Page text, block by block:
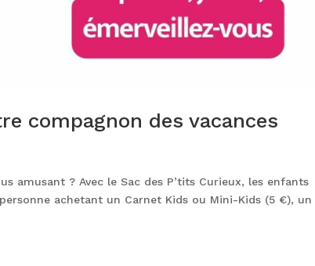
compagnon des vacances
amusant ? Avec le Sac des P’tits Curieux, les enfants
achetant un Carnet Kids ou Mini-Kids (5 €), un